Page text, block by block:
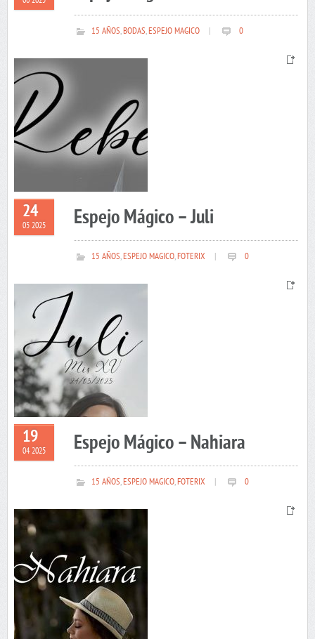
15 AÑOS,BODAS,ESPEJO MAGICO 0
24
05 2025 Espejo Mágico – Juli
15 AÑOS,ESPEJO MAGICO,FOTERIX 0
19
04 2025 Espejo Mágico – Nahiara
15 AÑOS,ESPEJO MAGICO,FOTERIX 0